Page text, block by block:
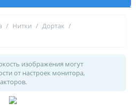
/ Нитки / Дортак /
изображения могут
от настроек монитора,